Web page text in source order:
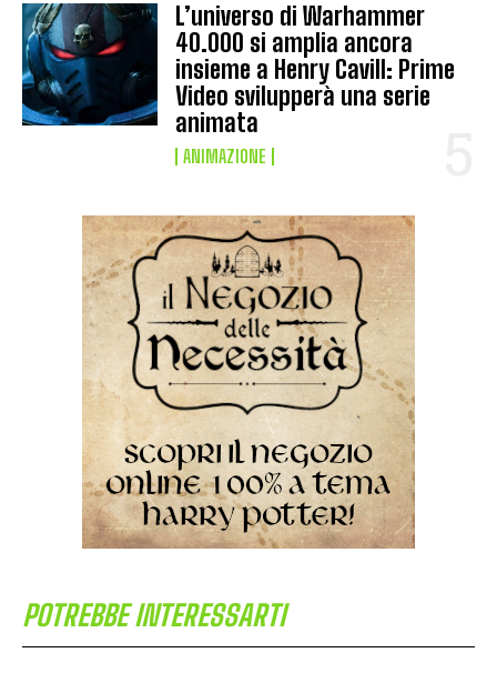
L’universo di Warhammer
40.000 si amplia ancora
insieme a Henry Cavill: Prime
Video svilupperà una serie
animata
ANIMAZIONE
POTREBBE INTERESSARTI